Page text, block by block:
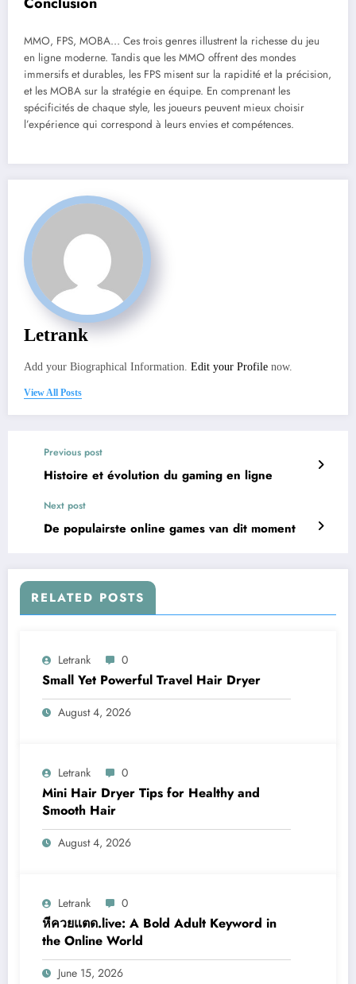
MMO, FPS, MOBA… Ces trois genres illustrent la richesse du jeu
en ligne moderne. Tandis que les MMO offrent des mondes
immersifs et durables, les FPS misent sur la rapidité et la précision,
et les MOBA sur la stratégie en équipe. En comprenant les
spécificités de chaque style, les joueurs peuvent mieux choisir
l’expérience qui correspond à leurs envies et compétences.
Letrank
Add your Biographical Information. Edit your Profile now.
View All Posts
Previous post
Histoire et évolution du gaming en ligne
Next post
De populairste online games van dit moment
RELATED POSTS
Letrank 0
Small Yet Powerful Travel Hair Dryer
August 4, 2026
Letrank 0
Mini Hair Dryer Tips for Healthy and
Smooth Hair
August 4, 2026
Letrank 0
หีควยแตด.live: A Bold Adult Keyword in
the Online World
June 15, 2026